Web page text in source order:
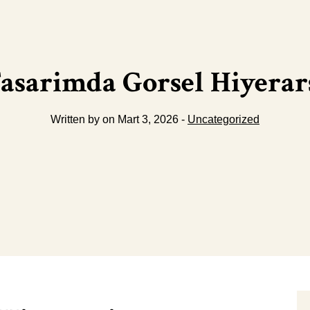
Gorsel
Written by on Mart 3, 2026 - Uncategorized